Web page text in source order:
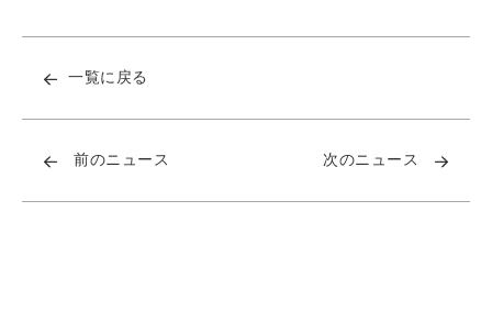
一覧に戻る
前のニュース 次のニュース